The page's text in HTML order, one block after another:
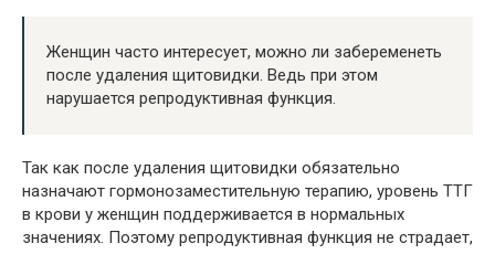
Женщин часто интересует, можно ли забеременеть
после удаления щитовидки. Ведь при этом
нарушается репродуктивная функция.
Так как после удаления щитовидки обязательно
назначают гормонозаместительную терапию, уровень ТТГ
в крови у женщин поддерживается в нормальных
значениях. Поэтому репродуктивная функция не страдает,